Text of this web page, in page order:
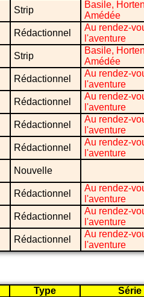
Strip
Basile,
Amédée
Rédactionnel
Au rendez-
l'aventure
Strip
Basile,
Amédée
Rédactionnel
Au rendez-
l'aventure
Rédactionnel
Au rendez-
l'aventure
Rédactionnel
Au rendez-
l'aventure
Rédactionnel
Au rendez-
l'aventure
Nouvelle
Rédactionnel
Au rendez-
l'aventure
Rédactionnel
Au rendez-
l'aventure
Rédactionnel
Au rendez-
l'aventure
Type
Série